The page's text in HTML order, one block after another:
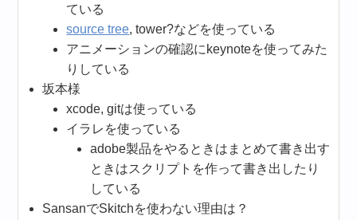
ている
source tree, tower?などを使っている
アニメーションの確認にkeynoteを使ってみた
りしている
坂本様
xcode, gitは使っている
イラレを使っている
adobe製品をやるときはまとめて書き出す
ときはスクリプトを作って書き出したり
している
SansanでSkitchを使わない理由は？